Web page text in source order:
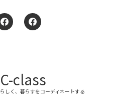
C-class
らしく、暮らすをコーディネートする